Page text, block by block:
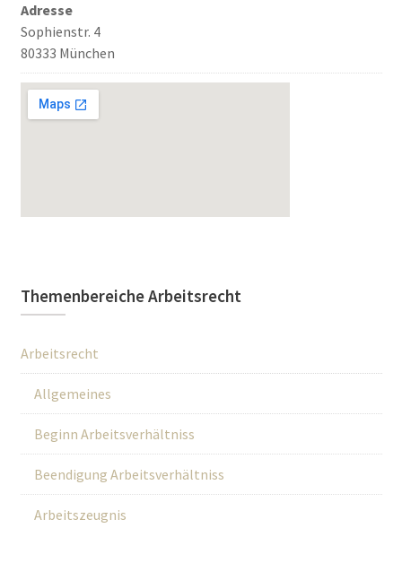
Adresse
Sophienstr. 4
80333 München
Themenbereiche Arbeitsrecht
Arbeitsrecht
Allgemeines
Beginn Arbeitsverhältniss
Beendigung Arbeitsverhältniss
Arbeitszeugnis